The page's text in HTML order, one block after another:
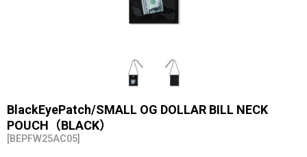
BlackEyePatch/SMALL OG DOLLAR BILL NECK
POUCH（BLACK）
[BEPFW25AC05]